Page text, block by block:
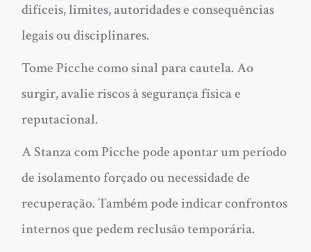
difíceis, limites, autoridades e consequências
legais ou disciplinares.
Tome Picche como sinal para cautela. Ao
surgir, avalie riscos à segurança física e
reputacional.
A Stanza com Picche pode apontar um período
de isolamento forçado ou necessidade de
recuperação. Também pode indicar confrontos
internos que pedem reclusão temporária.